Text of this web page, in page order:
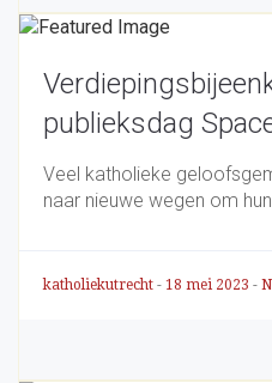
publieksdag
Veel katholieke
naar nieuwe wegen om
katholiekutrecht - 18 mei 2023 -